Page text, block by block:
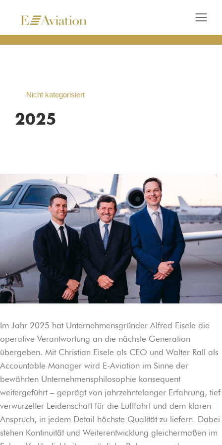
Nicht kategorisiert
2025
Im Jahr 2025 hat Unternehmensgründer Alfred Eisele die
operative Verantwortung an die nächste Generation
übergeben. Mit Christian Eisele als CEO und Walter Rall als
Accountable Manager wird E-Aviation im Sinne der
bewährten Unternehmensphilosophie konsequent
weitergeführt – geprägt von jahrzehntelanger Erfahrung, tief
verwurzelter Leidenschaft für die Luftfahrt und dem klaren
Anspruch, in jedem Detail höchste Qualität zu liefern. Dabei
stehen Kontinuität und Weiterentwicklung gleichermaßen im